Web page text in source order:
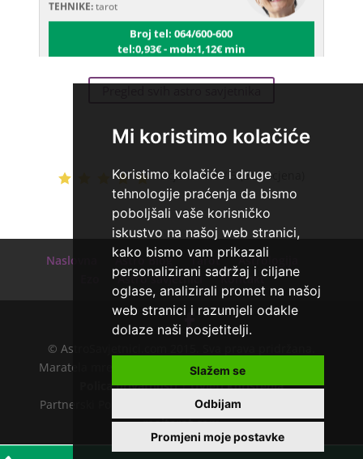
Mi koristimo kolačiće
Koristimo kolačiće i druge
tehnologije praćenja da bismo
poboljšali vaše korisničko
iskustvo na našoj web stranici,
kako bismo vam prikazali
personalizirani sadržaj i ciljane
oglase, analizirali promet na našoj
web stranici i razumjeli odakle
dolaze naši posjetitelji.
Slažem se
Odbijam
Promjeni moje postavke
Broj tel: 064/600-600
tel:0,93€ - mob:1,12€ min
tarot, razgovori
Broj tel: 064/600-600
tel:0,93€ - mob:1,12€ min
NIVES
/ Kod 20
Tarot savjetnik je zauzet
astrologija, sudbinske karte,
Broj tel: 064/600-600
tel:0,93€ - mob:1,12€ min
DENI
Tarot savjetnik je zauzet
TEHNIKE:
tarot, tarot marseille, ljubavni
Ocjena: 4.5 / 5 (244 ocjena)
Naslovna Astro Blog Tarot
Astrologija
Astro savjetnici Kontakt
© AstroSavjetnici.com 2015. Sva prava pridržana.
Maratela mreže d.o.o. - 072700700 - +18 |
Polica privatnosti|Uvjeti korištenja
Partnerski Portali:
astrologijatarot.com
mojtarot.com